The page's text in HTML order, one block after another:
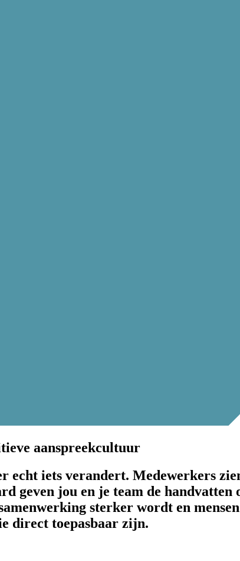
aanspreekcultuur
echt iets verandert. Medewerkers
geven jou en je team de
sterker wordt en
direct toepasbaar zijn.